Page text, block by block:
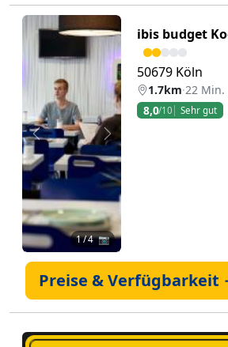
Zurück Weiter
1/ 4 📷
ibis budget
50679 Köln
1.7km·22 Min.
8,0/10 Sehr gut
Preise & Verfügbarkeit